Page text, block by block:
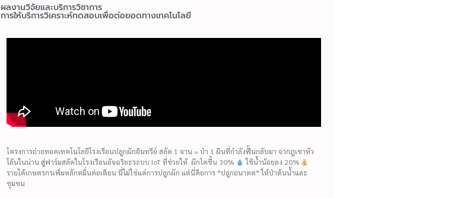
ผลงานวิจัยและบริการวิชาการ
การให้บริการวิเคราะห์ทดสอบเพื่อต่อยอดทางเทคโนโลยี
โครงการถ่ายทอดเทคโนโลยีโรงเรือนปลูกผักอินทรีย์ สลัด 1 จาน = ป่า 1 ผืนที่กำลังฟื้นกลับมา จากภูเขาหัว
โล้นในน่าน สู่ฟาร์มสลัดในโรงเรือนอัจฉริยะระบบ IoT ที่ช่วยให้ ผักโตขึ้น 30%
ใช้น้ำน้อยลง 20%
รายได้เกษตรกรเพิ่มหลักหมื่นต่อเดือน นี่ไม่ใช่แค่การปลูกผัก แต่นี่คือการ “ปลูกอนาคต” ให้ป่าต้นน้ำและ
ชุมชน